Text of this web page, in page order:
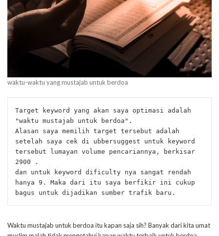
waktu-waktu yang mustajab untuk berdoa
Target keyword yang akan saya optimasi adalah
"waktu mustajab untuk berdoa".
Alasan saya memilih target tersebut adalah
setelah saya cek di ubbersuggest untuk keyword
tersebut lumayan volume pencariannya, berkisar
2900 .
dan untuk keyword dificulty nya sangat rendah
hanya 9. Maka dari itu saya berfikir ini cukup
bagus untuk dijadikan sumber trafik baru.
Waktu mustajab untuk berdoa itu kapan saja sih? Banyak dari kita umat